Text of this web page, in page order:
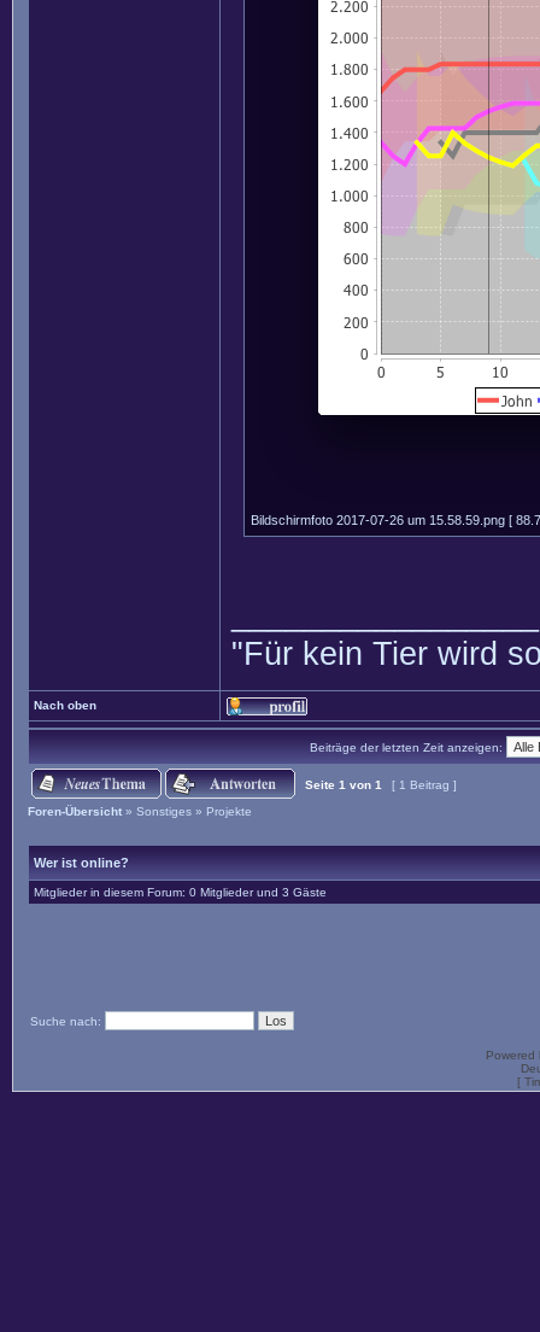
Bildschirmfoto 2017-07-26 um 15.58.59.png [
"Für kein Tier wird
Nach oben
Beiträge der letzten Zeit anzeigen:
Seite 1 von 1
[ 1 Beitrag ]
Foren-Übersicht » Sonstiges » Projekte
Wer ist online?
Mitglieder in diesem Forum: 0 Mitglieder und 3 Gäste
Suche nach:
Powered
[